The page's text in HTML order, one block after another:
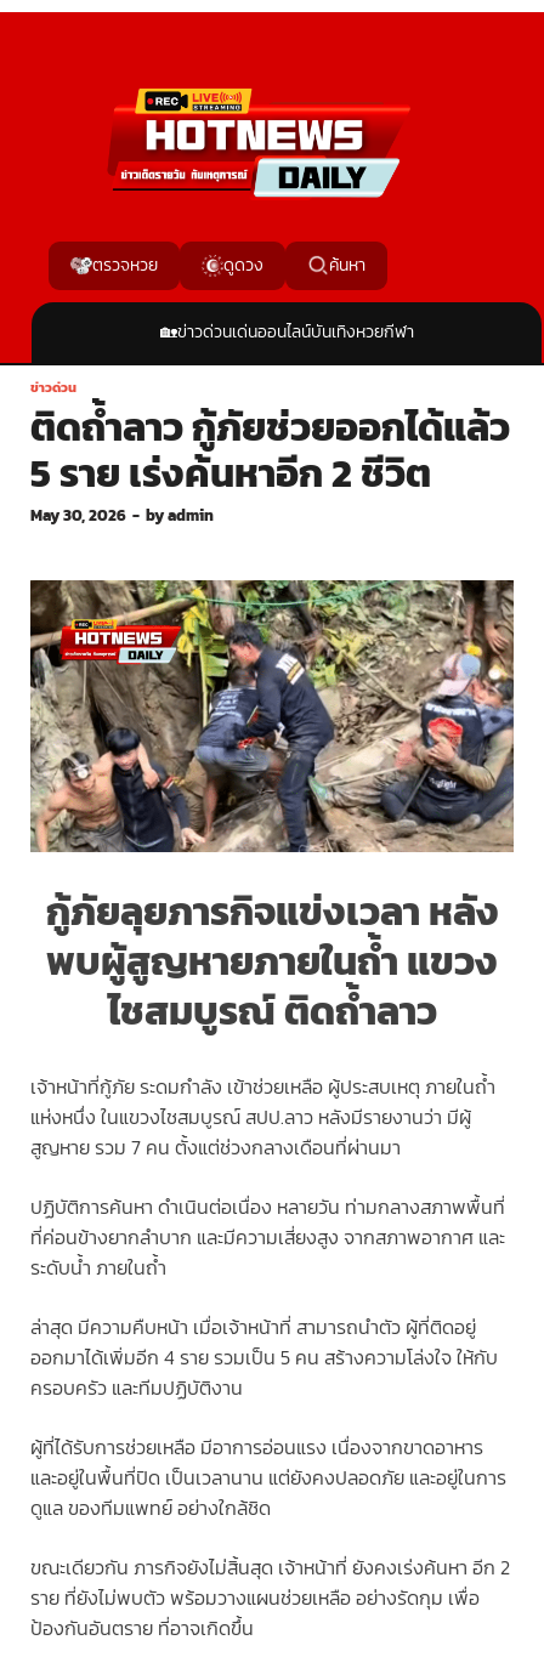
ตรวจหวย ดูดวง ค้นหา
🏡ข่าวด่วนเด่นออนไลน์บันเทิงหวยกีฬา
ข่าวด่วน
ติดถ้ำลาว กู้ภัยช่วยออกได้แล้ว
5 ราย เร่งค้นหาอีก 2 ชีวิต
May 30, 2026 - byadmin
กู้ภัยลุยภารกิจแข่งเวลา หลัง
พบผู้สูญหายภายในถ้ำ แขวง
ไชสมบูรณ์ ติดถ้ำลาว
เจ้าหน้าที่กู้ภัย ระดมกำลัง เข้าช่วยเหลือ ผู้ประสบเหตุ ภายในถ้ำ
แห่งหนึ่ง ในแขวงไชสมบูรณ์ สปป.ลาว หลังมีรายงานว่า มีผู้
สูญหาย รวม 7 คน ตั้งแต่ช่วงกลางเดือนที่ผ่านมา
ปฏิบัติการค้นหา ดำเนินต่อเนื่อง หลายวัน ท่ามกลางสภาพพื้นที่
ที่ค่อนข้างยากลำบาก และมีความเสี่ยงสูง จากสภาพอากาศ และ
ระดับน้ำ ภายในถ้ำ
ล่าสุด มีความคืบหน้า เมื่อเจ้าหน้าที่ สามารถนำตัว ผู้ที่ติดอยู่
ออกมาได้เพิ่มอีก 4 ราย รวมเป็น 5 คน สร้างความโล่งใจ ให้กับ
ครอบครัว และทีมปฏิบัติงาน
ผู้ที่ได้รับการช่วยเหลือ มีอาการอ่อนแรง เนื่องจากขาดอาหาร
และอยู่ในพื้นที่ปิด เป็นเวลานาน แต่ยังคงปลอดภัย และอยู่ในการ
ดูแล ของทีมแพทย์ อย่างใกล้ชิด
ขณะเดียวกัน ภารกิจยังไม่สิ้นสุด เจ้าหน้าที่ ยังคงเร่งค้นหา อีก 2
ราย ที่ยังไม่พบตัว พร้อมวางแผนช่วยเหลือ อย่างรัดกุม เพื่อ
ป้องกันอันตราย ที่อาจเกิดขึ้น